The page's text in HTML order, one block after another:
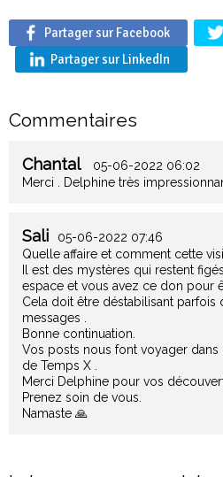
Partager sur Facebook
Partager sur LinkedIn
Commentaires
Chantal 05-06-2022 06:02
Merci . Delphine très
Sali 05-06-2022 07:46
Quelle affaire et comment cette
Il est des mystères qui restent
espace et vous avez ce don pour
Cela doit être déstabilisant parfois
messages .
Bonne continuation.
Vos posts nous font voyager
de Temps X .
Merci Delphine pour vos
Prenez soin de vous.
Namaste 🙏